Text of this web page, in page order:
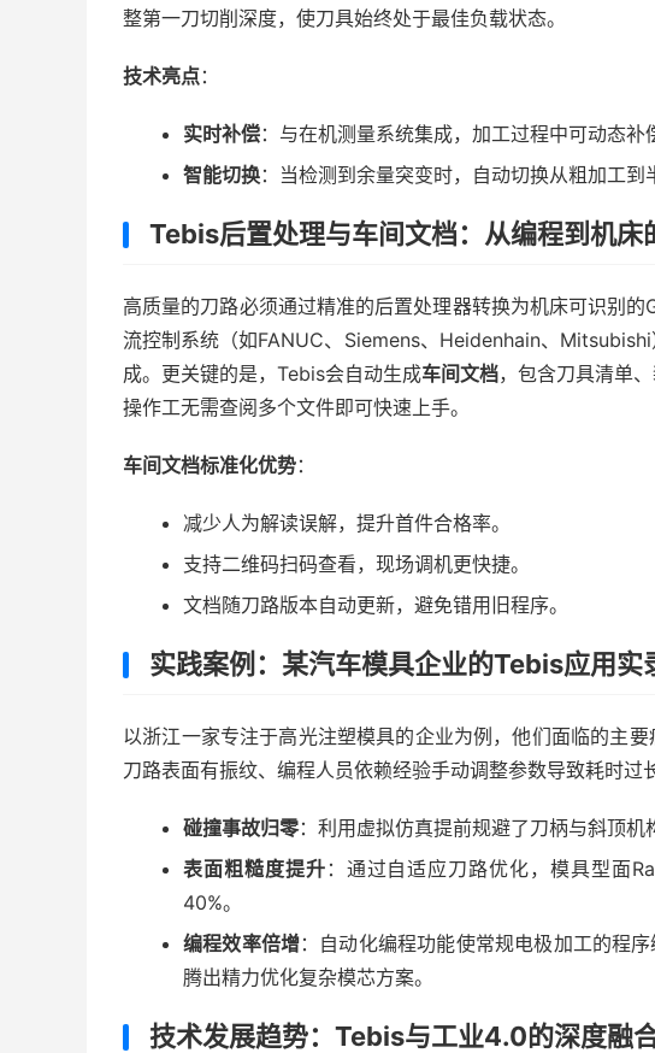
整第一刀切削深度，使刀具始终处于最佳负载状态。
技术亮点：
实时补偿：与在机测量系统集成，加工过程中可动态补
智能切换：当检测到余量突变时，自动切换从粗加工到
Tebis后置处理与车间文档：从编程到机床
高质量的刀路必须通过精准的后置处理器转换为机床可识别
流控制系统（如FANUC、Siemens、Heidenhain、
成。更关键的是，Tebis会自动生成车间文档，包含刀具清单
操作工无需查阅多个文件即可快速上手。
车间文档标准化优势：
减少人为解读误解，提升首件合格率。
支持二维码扫码查看，现场调机更快捷。
文档随刀路版本自动更新，避免错用旧程序。
实践案例：某汽车模具企业的Tebis应用实
以浙江一家专注于高光注塑模具的企业为例，他们面临的主
刀路表面有振纹、编程人员依赖经验手动调整参数导致耗时过
碰撞事故归零：利用虚拟仿真提前规避了刀柄与斜顶机
表面粗糙度提升 ：通过自适应刀路优化，模具型面
40%。
编程效率倍增：自动化编程功能使常规电极加工的程
腾出精力优化复杂模芯方案。
技术发展趋势：Tebis与工业4.0的深度融